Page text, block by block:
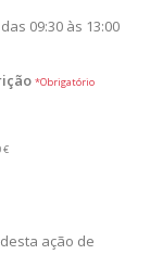
09:30 às 13:00
*Obrigatório
€
ação de